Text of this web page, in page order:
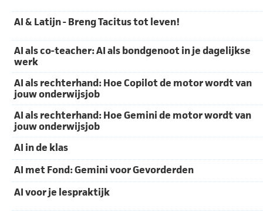
AI & Latijn - Breng Tacitus tot leven!
AI als co-teacher: AI als bondgenoot in je dagelijkse
werk
AI als rechterhand: Hoe Copilot de motor wordt van
jouw onderwijsjob
AI als rechterhand: Hoe Gemini de motor wordt van
jouw onderwijsjob
AI in de klas
AI met Fond: Gemini voor Gevorderden
AI voor je lespraktijk